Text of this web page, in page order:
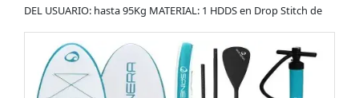
DEL USUARIO: hasta 95Kg MATERIAL: 1 HDDS en Drop Stitch de